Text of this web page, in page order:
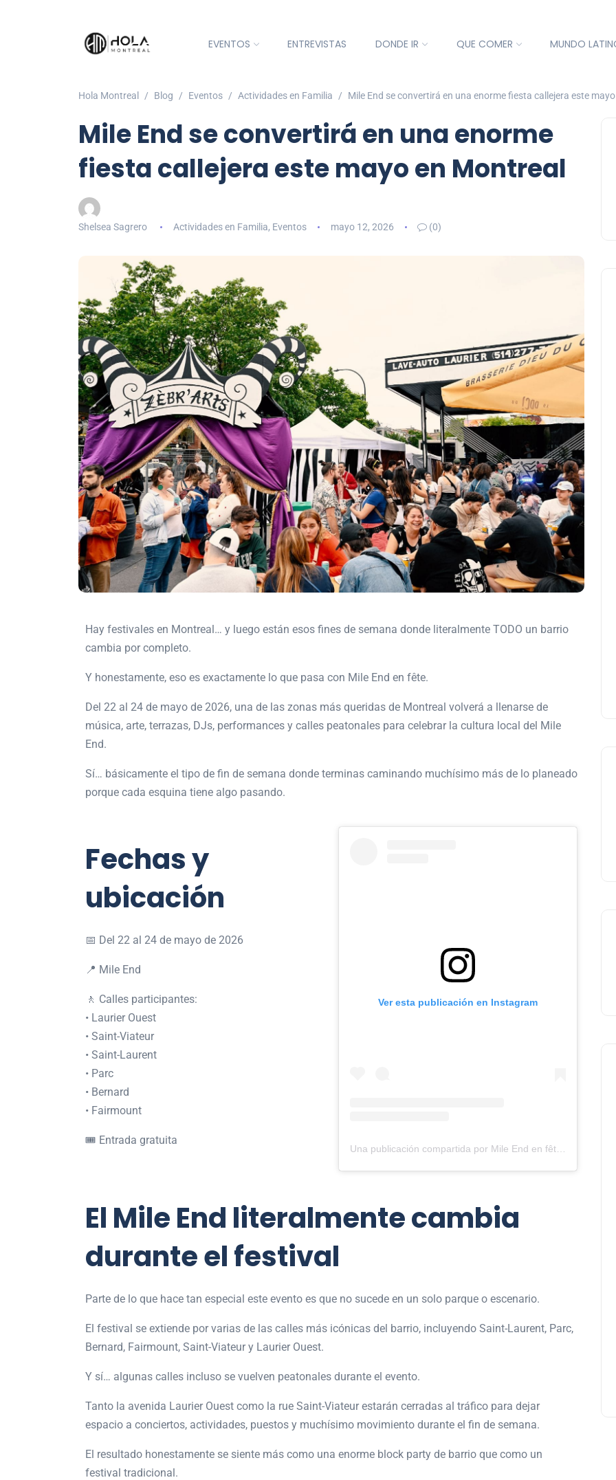
EVENTOS ENTREVISTAS DONDE IR QUE COMER MUNDO
Hola Montreal Blog Eventos Actividades en Familia Mile End se convertirá en una enorme fiesta callejera este
Mile End se convertirá en una enorme
fiesta callejera este mayo en Montreal
Shelsea Sagrero Actividades en Familia, Eventos mayo 12, 2026 (0)
Hay festivales en Montreal … y luego están esos fines de semana donde literalmente TODO un barrio
cambia por completo.
Y honestamente, eso es exactamente lo que pasa con Mile End en fête.
Del 22 al 24 de mayo de 2026, una de las zonas más queridas de Montreal volverá a llenarse de
música, arte, terrazas, DJs, performances y calles peatonales para celebrar la cultura local del Mile
End.
Sí… básicamente el tipo de fin de semana donde terminas caminando muchísimo más de lo planeado
porque cada esquina tiene algo pasando.
Fechas y
ubicación
📅 Del 22 al 24 de mayo de 2026
📍 Mile End
🚶 Calles participantes:
• Laurier Ouest
• Saint-Viateur
• Saint-Laurent
• Parc
• Bernard
• Fairmount
🎟 Entrada gratuita
Ver esta publicación en Instagram
El Mile End literalmente cambia
durante el festival
Parte de lo que hace tan especial este evento es que no sucede en un solo parque o escenario.
El festival se extiende por varias de las calles más icónicas del barrio, incluyendo Saint-Laurent, Parc,
Bernard, Fairmount, Saint-Viateur y Laurier Ouest.
Y sí… algunas calles incluso se vuelven peatonales durante el evento.
Tanto la avenida Laurier Ouest como la rue Saint-Viateur estarán cerradas al tráfico para dejar
espacio a conciertos, actividades, puestos y muchísimo movimiento durante el fin de semana.
El resultado honestamente se siente más como una enorme block party de barrio que como un
festival tradicional.
Negocios Locales
latinos que saben a casa en
el West Island